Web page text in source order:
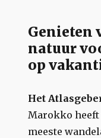
Genieten
natuur
op
Het
Marokko heeft
meeste